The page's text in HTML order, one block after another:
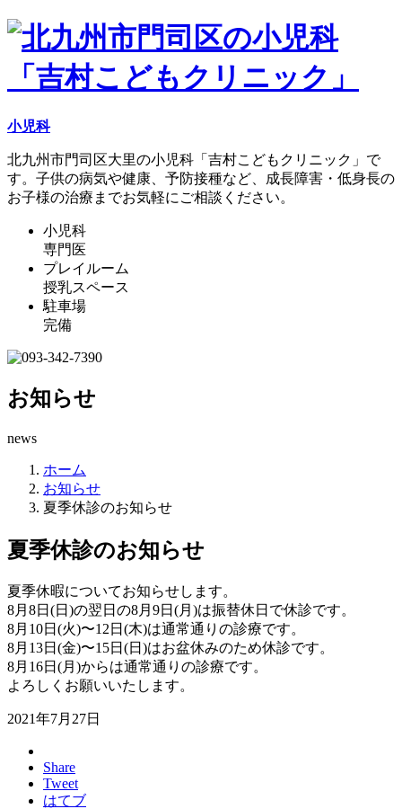
小児科
北九州市門司区大里の小児科「吉村こどもクリニック」で
す。子供の病気や健康、予防接種など、成長障害・低身長の
お子様の治療までお気軽にご相談ください。
小児科
専門医
プレイルーム
授乳スペース
駐車場
完備
お知らせ
news
ホーム
お知らせ
夏季休診のお知らせ
夏季休診のお知らせ
夏季休暇についてお知らせします。
8月8日(日)の翌日の8月9日(月)は振替休日で休診です。
8月10日(火)〜12日(木)は通常通りの診療です。
8月13日(金)〜15日(日)はお盆休みのため休診です。
8月16日(月)からは通常通りの診療です。
よろしくお願いいたします。
2021年7月27日
Share
Tweet
はてブ